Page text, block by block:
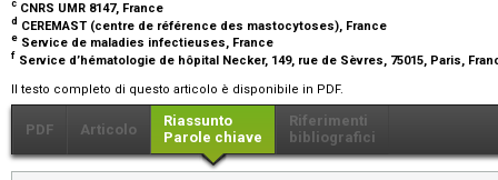
c CNRS UMR 8147, France
d CEREMAST (centre de référence des mastocytoses), France
e Service de maladies infectieuses, France
f Service d’hématologie de hôpital Necker, 149, rue de Sèvres, 75015, Paris,
Il testo completo di questo articolo è disponibile in PDF.
PDF Articolo
Riassunto
Parole chiave
Riferimenti
bibliografici